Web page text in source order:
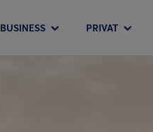
BUSINESS PRIVAT